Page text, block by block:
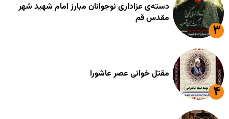
دسته‌ی عزاداری نوجوانان مبارز امام شهید شهر
مقدس قم
مقتل خوانی عصر عاشورا